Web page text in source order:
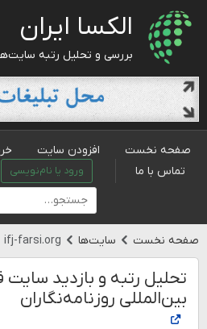
الکسا ایران
بررسی و تحلیل رتبه
صفحه نخست افزودن سایت
تماس با ما
ورود یا نام‌نویسی
صفحه نخست سایت‌ها ifj-farsi.org
تحلیل رتبه و بازدید سایت
بین‌المللی روزنامه‌نگاران